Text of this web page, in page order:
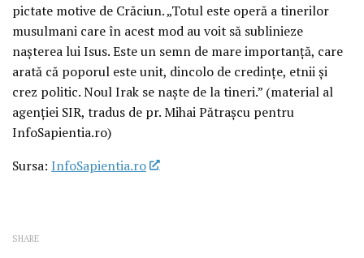
pictate motive de Crăciun. „Totul este operă a tinerilor
musulmani care în acest mod au voit să sublinieze
nașterea lui Isus. Este un semn de mare importanță, care
arată că poporul este unit, dincolo de credințe, etnii și
crez politic. Noul Irak se naște de la tineri.” (material al
agenției SIR, tradus de pr. Mihai Pătrașcu pentru
InfoSapientia.ro)
Sursa: InfoSapientia.ro
SHARE